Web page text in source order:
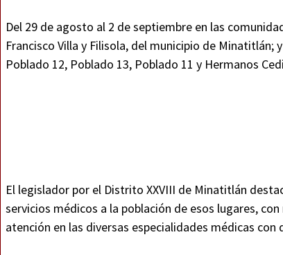
Del 29 de agosto al 2 de septiembre en las
Francisco Villa y Filisola, del municipio de Minatitlán;
Poblado 12, Poblado 13, Poblado 11 y Hermanos
El legislador por el Distrito XXVIII de Minatitlán
servicios médicos a la población de esos lugares,
atención en las diversas especialidades médicas